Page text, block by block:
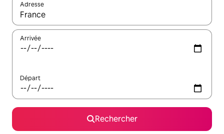
Adresse
Lorsque les résultats s'affichent, utilisez les flèches vers le
Arrivée
Départ
Rechercher